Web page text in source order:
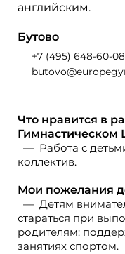
английским.
Бутово
+7 (495) 648-60-08
Что нравится в
Гимнастическом
Работа с
коллектив.
Мои пожелания
Детям
стараться при
родителям:
занятиях спортом.